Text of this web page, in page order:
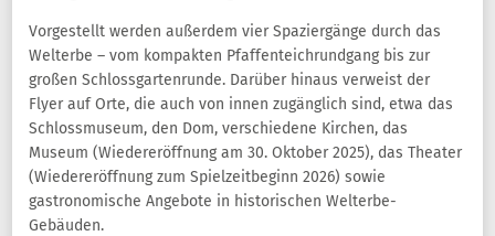
Vorgestellt werden außerdem vier Spaziergänge durch das
Welterbe – vom kompakten Pfaffenteichrundgang bis zur
großen Schlossgartenrunde. Darüber hinaus verweist der
Flyer auf Orte, die auch von innen zugänglich sind, etwa das
Schlossmuseum, den Dom, verschiedene Kirchen, das
Museum (Wiedereröffnung am 30. Oktober 2025), das Theater
(Wiedereröffnung zum Spielzeitbeginn 2026) sowie
gastronomische Angebote in historischen Welterbe-
Gebäuden.